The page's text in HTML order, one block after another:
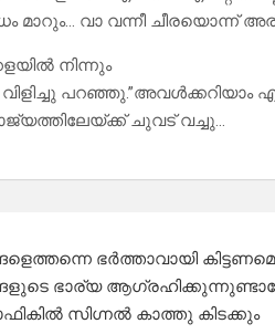
മാറും… വാ വന്നീ ചീരയൊന്ന്
നിന്നും
ചുവട് വച്ചു…
ഭർത്താവായി
ഭാര്യ
സിഗ്നൽ കാത്തു കിടക്കും